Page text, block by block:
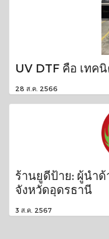
UV DTF คือ เทค
28 ส.ค. 2566
ร้านยูดีป้าย: ผู้นำ
จังหวัดอุดรธานี
3 ส.ค. 2567